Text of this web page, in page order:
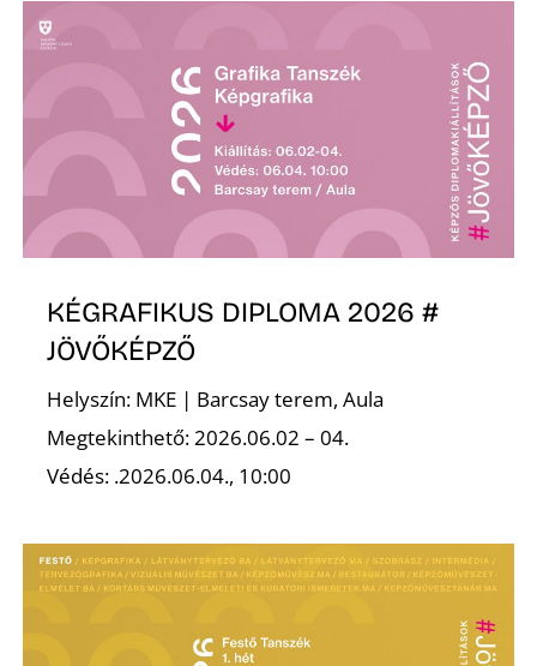
KÉGRAFIKUS DIPLOMA 2026 #
JÖVŐKÉPZŐ
Helyszín: MKE | Barcsay terem, Aula
Megtekinthető: 2026.06.02 – 04.
Védés: .2026.06.04., 10:00